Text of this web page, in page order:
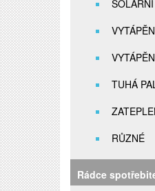
TUHÁ
RŮZNÉ
Rádce